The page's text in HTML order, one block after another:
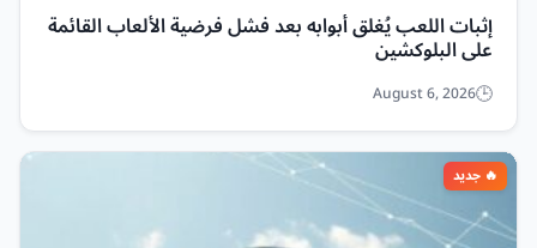
إثبات اللعب يُغلق أبوابه بعد فشل فرضية الألعاب القائمة
على البلوكشين
August 6, 2026